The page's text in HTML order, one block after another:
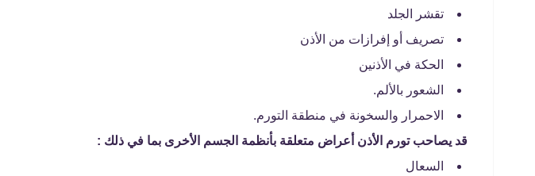
تقشر الجلد
تصريف أو إفرازات من الأذن
الحكة في الأذنين
الشعور بالألم.
الاحمرار والسخونة في منطقة التورم.
قد يصاحب تورم الأذن أعراض متعلقة بأنظمة الجسم الأخرى بما في ذلك :
السعال